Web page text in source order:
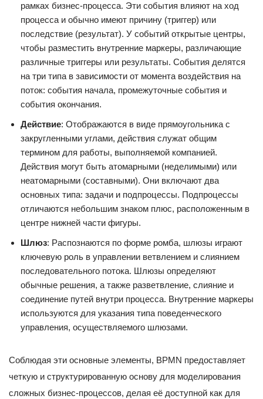
рамках бизнес-процесса. Эти события влияют на ход
процесса и обычно имеют причину (триггер) или
последствие (результат). У событий открытые центры,
чтобы разместить внутренние маркеры, различающие
различные триггеры или результаты. События делятся
на три типа в зависимости от момента воздействия на
поток: события начала, промежуточные события и
события окончания.
Действие: Отображаются в виде прямоугольника с
закругленными углами, действия служат общим
термином для работы, выполняемой компанией.
Действия могут быть атомарными (неделимыми) или
неатомарными (составными). Они включают два
основных типа: задачи и подпроцессы. Подпроцессы
отличаются небольшим знаком плюс, расположенным в
центре нижней части фигуры.
Шлюз: Распознаются по форме ромба, шлюзы играют
ключевую роль в управлении ветвлением и слиянием
последовательного потока. Шлюзы определяют
обычные решения, а также разветвление, слияние и
соединение путей внутри процесса. Внутренние маркеры
используются для указания типа поведенческого
управления, осуществляемого шлюзами.
Соблюдая эти основные элементы, BPMN предоставляет
четкую и структурированную основу для моделирования
сложных бизнес-процессов, делая её доступной как для